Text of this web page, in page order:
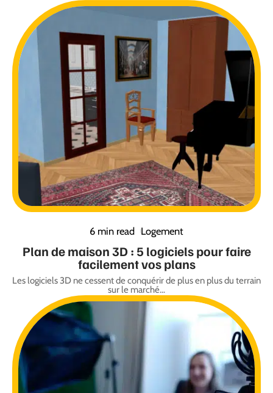
6 min read Logement
Plan de maison 3D : 5 logiciels pour faire
facilement vos plans
Les logiciels 3D ne cessent de conquérir de plus en plus du terrain
sur le marché…